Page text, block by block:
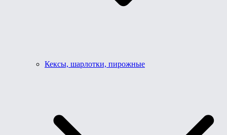
Кексы, шарлотки, пирожные